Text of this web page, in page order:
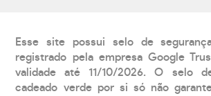
Esse site possui selo de
registrado pela empresa Google
validade até 11/10/2026. O selo
cadeado verde por si só não